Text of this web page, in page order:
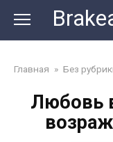
content
Главная » Без
Любовь